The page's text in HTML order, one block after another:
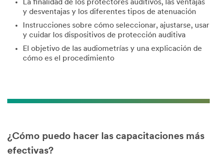
La finalidad de los protectores auditivos, las ventajas
y desventajas y los diferentes tipos de atenuación
Instrucciones sobre cómo seleccionar, ajustarse, usar
y cuidar los dispositivos de protección auditiva
El objetivo de las audiometrías y una explicación de
cómo es el procedimiento
¿Cómo puedo hacer las capacitaciones más
efectivas?